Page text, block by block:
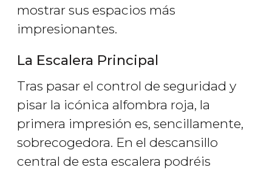
mostrar sus espacios más
impresionantes.
La Escalera Principal
Tras pasar el control de seguridad y
pisar la icónica alfombra roja, la
primera impresión es, sencillamente,
sobrecogedora. En el descansillo
central de esta escalera podréis